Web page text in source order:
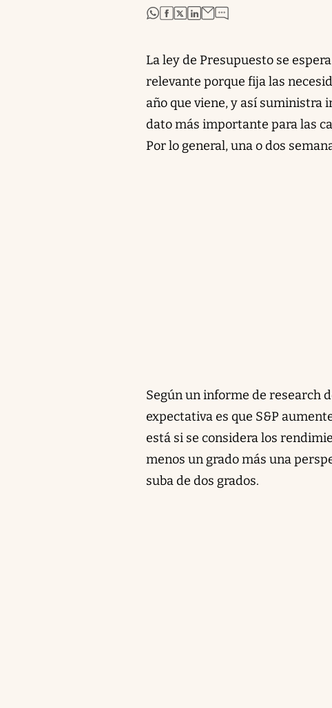
abre en nueva pestaña
abre en nueva pestaña
abre en nueva pestaña
abre en nueva pestaña
La ley de Presupuesto se
relevante porque fija las
año que viene, y así suministra
dato más importante para las
Por lo general, una o dos
Según un informe de research
expectativa es que S&P
está si se considera los
menos un grado más una
suba de dos grados.